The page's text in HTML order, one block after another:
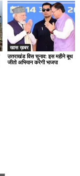
खास ख़बर
उत्तराखंड विस चुनाव: इस महीने बूथ
जीतो अभियान करेगी भाजपा